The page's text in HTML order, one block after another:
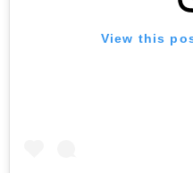
View this